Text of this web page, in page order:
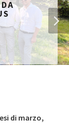
di marzo,